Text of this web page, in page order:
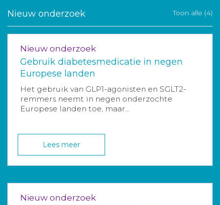
Nieuw onderzoek Toon alle (4)
Nieuw onderzoek
Gebruik diabetesmedicatie in negen
Europese landen
Het gebruik van GLP1-agonisten en SGLT2-
remmers neemt in negen onderzochte
Europese landen toe, maar...
Lees meer
Nieuw onderzoek